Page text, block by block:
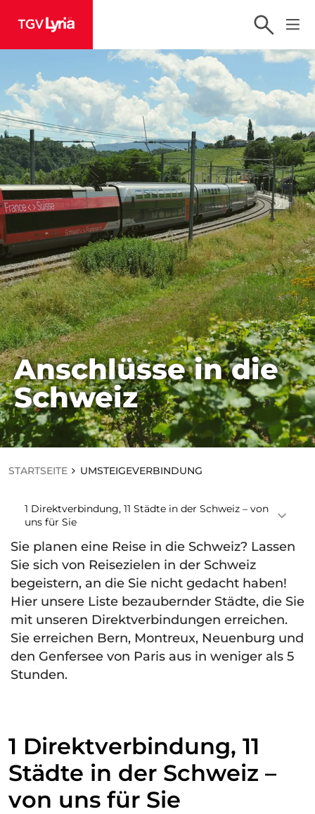
TGV Lyria
STARTSEITE
U
M
S
T
EI
E
N
D
U
N
Anschlüsse in die
Schweiz
STARTSEITE UMSTEIGEVERBINDUNG
1 Direktverbindung, 11 Städte in der Schweiz – von
uns für Sie
Sie planen eine Reise in die Schweiz? Lassen
Sie sich von Reisezielen in der Schweiz
begeistern, an die Sie nicht gedacht haben!
Hier unsere Liste bezaubernder Städte, die Sie
mit unseren Direktverbindungen erreichen.
Sie erreichen Bern, Montreux, Neuenburg und
den Genfersee von Paris aus in weniger als 5
Stunden.
1 Direktverbindung, 11
Städte in der Schweiz –
von uns für Sie